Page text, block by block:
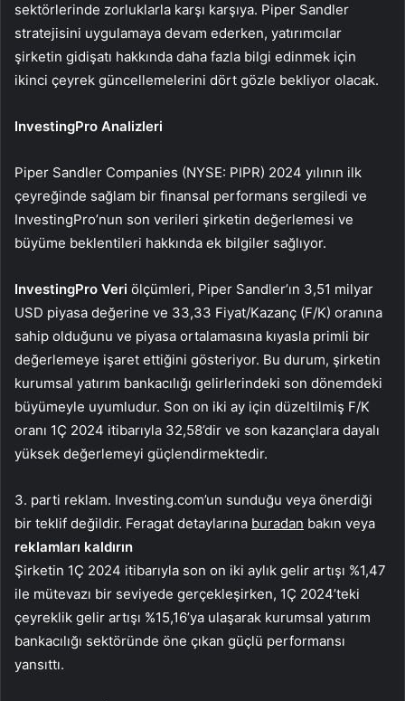
sektörlerinde zorluklarla karşı karşıya. Piper Sandler
stratejisini uygulamaya devam ederken, yatırımcılar
şirketin gidişatı hakkında daha fazla bilgi edinmek için
ikinci çeyrek güncellemelerini dört gözle bekliyor olacak.
InvestingPro Analizleri
Piper Sandler Companies (NYSE: PIPR) 2024 yılının ilk
çeyreğinde sağlam bir finansal performans sergiledi ve
InvestingPro’nun son verileri şirketin değerlemesi ve
büyüme beklentileri hakkında ek bilgiler sağlıyor.
InvestingPro Veri ölçümleri, Piper Sandler’ın 3,51 milyar
USD piyasa değerine ve 33,33 Fiyat/Kazanç (F/K) oranına
sahip olduğunu ve piyasa ortalamasına kıyasla primli bir
değerlemeye işaret ettiğini gösteriyor. Bu durum, şirketin
kurumsal yatırım bankacılığı gelirlerindeki son dönemdeki
büyümeyle uyumludur. Son on iki ay için düzeltilmiş F/K
oranı 1Ç 2024 itibarıyla 32,58’dir ve son kazançlara dayalı
yüksek değerlemeyi güçlendirmektedir.
3. parti reklam. Investing.com’un sunduğu veya önerdiği
bir teklif değildir. Feragat detaylarına buradan bakın veya
reklamları kaldırın
Şirketin 1Ç 2024 itibarıyla son on iki aylık gelir artışı %1,47
ile mütevazı bir seviyede gerçekleşirken, 1Ç 2024’teki
çeyreklik gelir artışı %15,16’ya ulaşarak kurumsal yatırım
bankacılığı sektöründe öne çıkan güçlü performansı
yansıttı.